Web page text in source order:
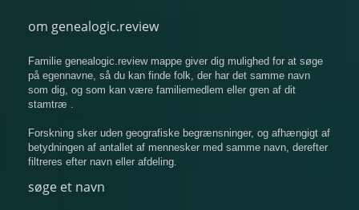
om genealogic.review
Familie genealogic.review mappe giver dig mulighed for at søge
på egennavne, så du kan finde folk, der har det samme navn
som dig, og som kan være familiemedlem eller gren af ​​dit
stamtræ .
Forskning sker uden geografiske begrænsninger, og afhængigt af
betydningen af ​​antallet af mennesker med samme navn, derefter
filtreres efter navn eller afdeling.
søge et navn